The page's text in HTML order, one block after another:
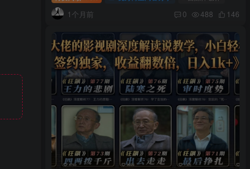
1个月前 0 488 146